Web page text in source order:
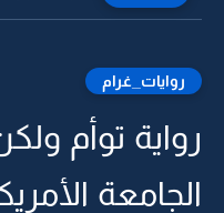
روايات_غرام
رواية توأم
الجامعة